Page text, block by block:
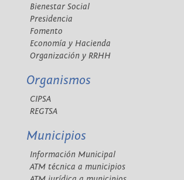
Bienestar Social
Presidencia
Fomento
Economía y Hacienda
Organización y RRHH
Organismos
CIPSA
REGTSA
Municipios
Información Municipal
ATM técnica a municipios